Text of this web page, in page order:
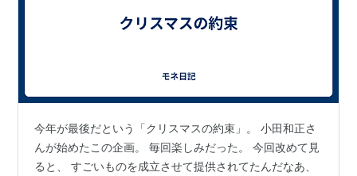
今年が最後だという「クリスマスの約束」。 小田和正さ
んが始めたこの企画。 毎回楽しみだった。 今回改めて見
ると、 すごいものを成立させて提供されてたんだなあ、